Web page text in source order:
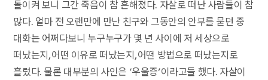
돌이켜 보니 그간 죽음이 참 흔해졌다. 자살로 떠난 사람들이 참
많다. 얼마 전 오랜만에 만난 친구와 그동안의 안부를 묻던 중
대화는 어쩌다보니 누구누구가 몇 년 사이에 저 세상으로
떠났는지, 어떤 이유로 떠났는지, 어떤 방법으로 떠났는지로
흘렀다. 물론 대부분의 사인은 ‘우울증’이라고들 했다. 자살이